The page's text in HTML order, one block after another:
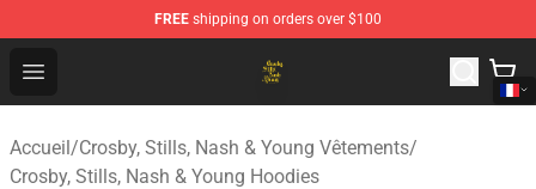
FREE shipping on orders over $100
Open menu
Crosby, Stills, Nash & Young Store - Official Crosby,
Accueil/Crosby, Stills, Nash & Young Vêtements/
Crosby, Stills, Nash & Young Hoodies